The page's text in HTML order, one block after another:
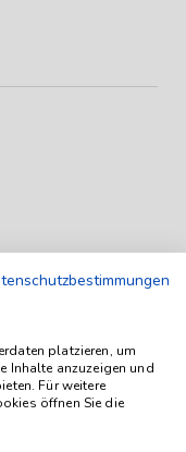
an
platzieren, um
Inhalte anzuzeigen und
Für weitere
öffnen Sie die